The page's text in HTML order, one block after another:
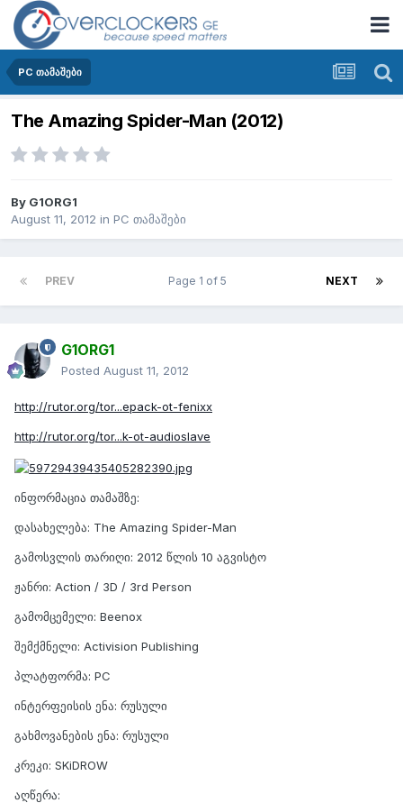
PC თამაშები
The Amazing Spider-Man (2012)
By G1ORG1
August 11, 2012 in PC თამაშები
PREV NEXT
Page 1 of 5
G1ORG1
Posted August 11, 2012
http://rutor.org/tor...epack-ot-fenixx
http://rutor.org/tor...k-ot-audioslave
ინფორმაცია თამაშზე:
დასახელება: The Amazing Spider-Man
გამოსვლის თარიღი: 2012 წლის 10 აგვისტო
ჟანრი: Action / 3D / 3rd Person
გამომცემელი: Beenox
შემქმნელი: Activision Publishing
პლატფორმა: PC
ინტერფეისის ენა: რუსული
გახმოვანების ენა: რუსული
კრეკი: SKiDROW
აღწერა: